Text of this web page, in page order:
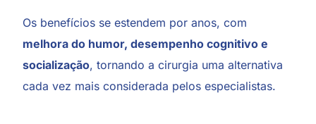
Os benefícios se estendem por anos, com
melhora do humor, desempenho cognitivo e
socialização, tornando a cirurgia uma alternativa
cada vez mais considerada pelos especialistas.